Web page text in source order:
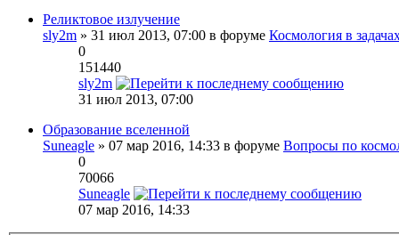
Реликтовое излучение
sly2m » 31 июл 2013, 07:00 в форуме Космология в
0
151440
sly2m
31 июл 2013, 07:00
Образование вселенной
Suneagle » 07 мар 2016, 14:33 в форуме Вопросы по
0
70066
Suneagle
07 мар 2016, 14:33